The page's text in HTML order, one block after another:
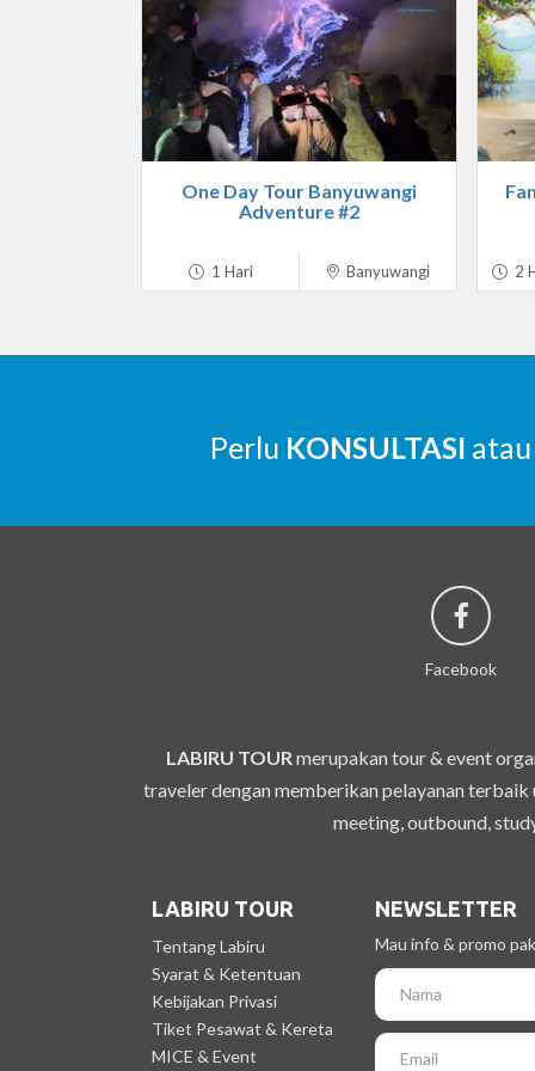
One Day Tour Banyuwangi
Adventure #2
1 Hari Banyuwangi 2
Perlu KONSULTASI
Facebook
LABIRU TOUR merupakan tour & event
traveler dengan memberikan pelayanan
meeting, outbound,
LABIRU TOUR
Tentang Labiru
Syarat & Ketentuan
Kebijakan Privasi
Tiket Pesawat & Kereta
MICE & Event
NEWSLETTER
Mau info & promo